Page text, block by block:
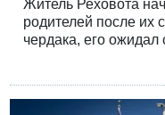
Житель Реховота
родителей после их
чердака, его ожидал